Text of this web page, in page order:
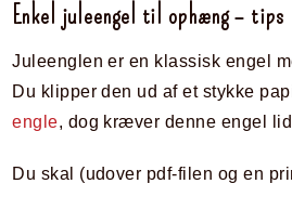
Enkel juleengel til ophæng – tips
Juleenglen er en klassisk engel
Du klipper den ud af et stykke
engle, dog kræver denne engel
Du skal (udover pdf-filen og en